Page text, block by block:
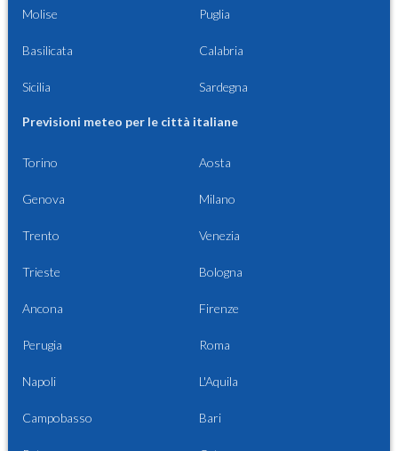
Molise Puglia
Basilicata Calabria
Sicilia Sardegna
Previsioni meteo per le città italiane
Torino Aosta
Genova Milano
Trento Venezia
Trieste Bologna
Ancona Firenze
Perugia Roma
Napoli L'Aquila
Campobasso Bari